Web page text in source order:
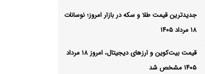
جدیدترین قیمت طلا و سکه در بازار امروز؛ نوسانات
۱۸ مرداد ۱۴۰۵
قیمت بیت‌کوین و ارز‌های دیجیتال، امروز ۱۸ مرداد
۱۴۰۵ مشخص شد